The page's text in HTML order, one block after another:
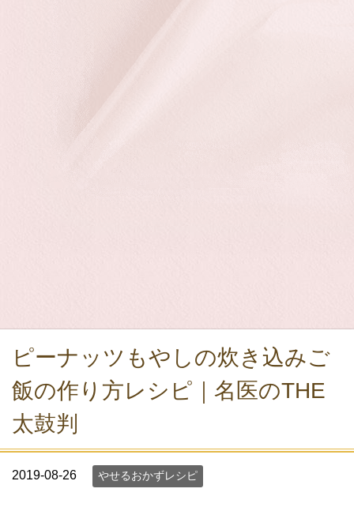
ピーナッツもやしの炊き込みご
飯の作り方レシピ｜名医のTHE
太鼓判
2019-08-26 やせるおかずレシピ